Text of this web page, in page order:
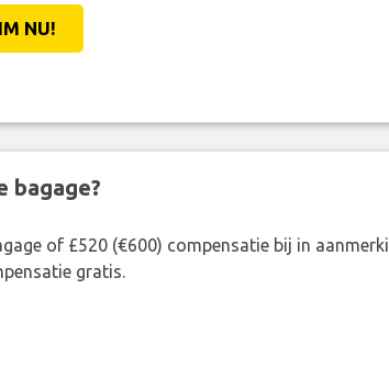
NU!
bagage?
of £520 (€600) compensatie bij in
gratis.